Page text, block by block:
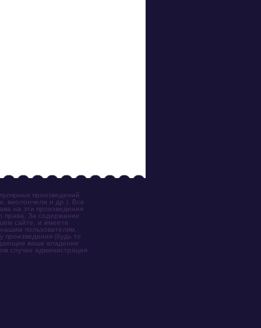
произведений
виолончели и др.). Все
на эти произведения
права. За содержание
сайте, и имеете
пользователям,
произведения (будь то
ваше владение
случае администрация